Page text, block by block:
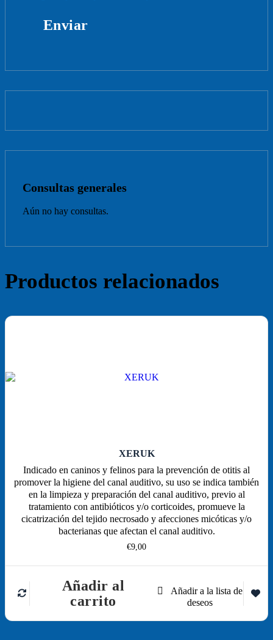
Consultas generales
Aún no hay consultas.
Productos relacionados
XERUK
Indicado en caninos y felinos para la prevención de otitis al
promover la higiene del canal auditivo, su uso se indica también
en la limpieza y preparación del canal auditivo, previo al
tratamiento con antibióticos y/o corticoides, promueve la
cicatrización del tejido necrosado y afecciones micóticas y/o
bacterianas que afectan el canal auditivo.
€9,00
Añadir al
carrito